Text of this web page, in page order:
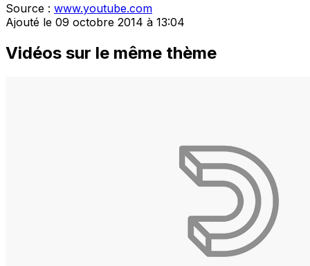
Source : www.youtube.com
Ajouté le 09 octobre 2014 à 13:04
Vidéos sur le même thème